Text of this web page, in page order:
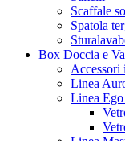
Scaffale
Spatola
Box Doccia e
Accessori
Linea
Linea